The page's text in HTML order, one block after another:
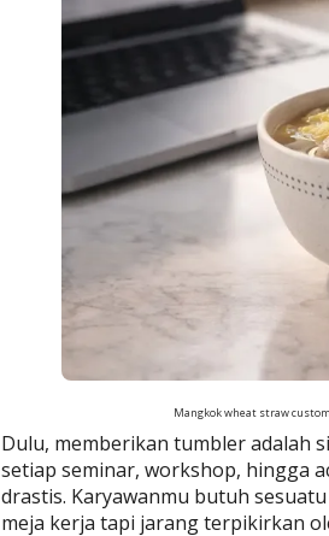
Mangkok wheat straw
Dulu, memberikan tumbler adalah
setiap seminar, workshop, hingga
drastis. Karyawanmu butuh
meja kerja tapi jarang terpikirkan